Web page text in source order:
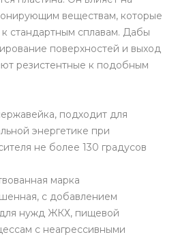
веществам, которые
к стандартным сплавам. Дабы
поверхностей и выход
резистентные к подобным
подходит для
энергетике при
не более 130 градусов
марка
с добавлением
нужд ЖКХ, пищевой
с неагрессивными